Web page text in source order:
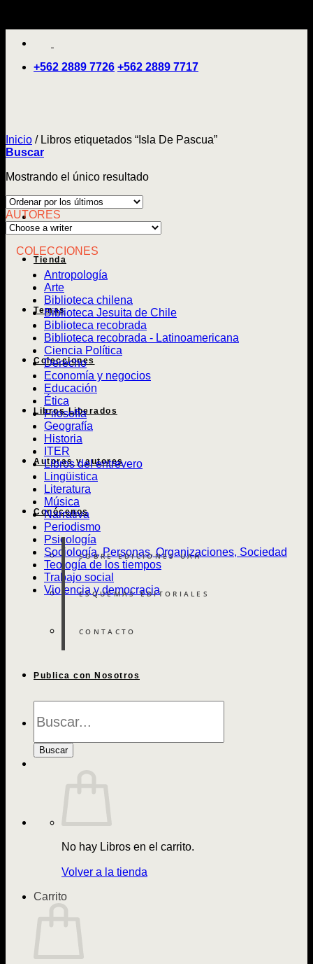
+562 2889 7726 +562 2889 7717
Tienda
Temas
Colecciones
Libros Liberados
Autoras y autores
Conócenos
SOBRE EDICIONES UAH
ESQUEMAS EDITORIALES
CONTACTO
Publica con Nosotros
de
Buscar
No hay Libros en el carrito.
Volver a la tienda
Carrito
Inicio /Libros etiquetados “Isla De Pascua”
Buscar
Mostrando el único resultado
AUTORES
COLECCIONES
Antropología
Arte
Biblioteca chilena
Biblioteca Jesuita de Chile
Biblioteca recobrada
Biblioteca recobrada - Latinoamericana
Ciencia Política
Derecho
Economía y negocios
Educación
Ética
Filosofía
Geografía
Historia
ITER
Libros del entrevero
Lingüistica
Literatura
Música
Narrativa
Periodismo
Psicología
Sociología, Personas, Organizaciones, Sociedad
Teología de los tiempos
Trabajo social
Violencia y democracia